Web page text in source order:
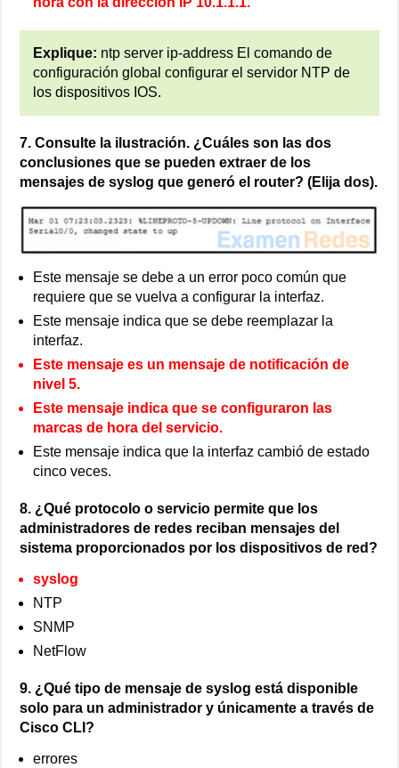
Explique: ntp server ip-address El comando de
configuración global configurar el servidor NTP de
los dispositivos IOS.
7. Consulte la ilustración. ¿Cuáles son las dos
conclusiones que se pueden extraer de los
mensajes de syslog que generó el router? (Elija dos).
Este mensaje se debe a un error poco común que
requiere que se vuelva a configurar la interfaz.
Este mensaje indica que se debe reemplazar la
interfaz.
Este mensaje es un mensaje de notificación de
nivel 5.
Este mensaje indica que se configuraron las
marcas de hora del servicio.
Este mensaje indica que la interfaz cambió de estado
cinco veces.
8. ¿Qué protocolo o servicio permite que los
administradores de redes reciban mensajes del
sistema proporcionados por los dispositivos de red?
syslog
NTP
SNMP
NetFlow
9. ¿Qué tipo de mensaje de syslog está disponible
solo para un administrador y únicamente a través de
Cisco CLI?
errores